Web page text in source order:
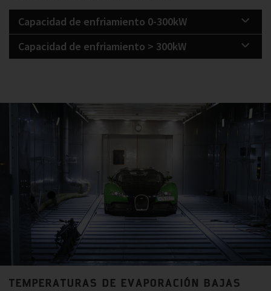
Capacidad de enfriamiento 0-300kW
Capacidad de enfriamiento > 300kW
TEMPERATURAS DE EVAPORACIÓN BAJAS